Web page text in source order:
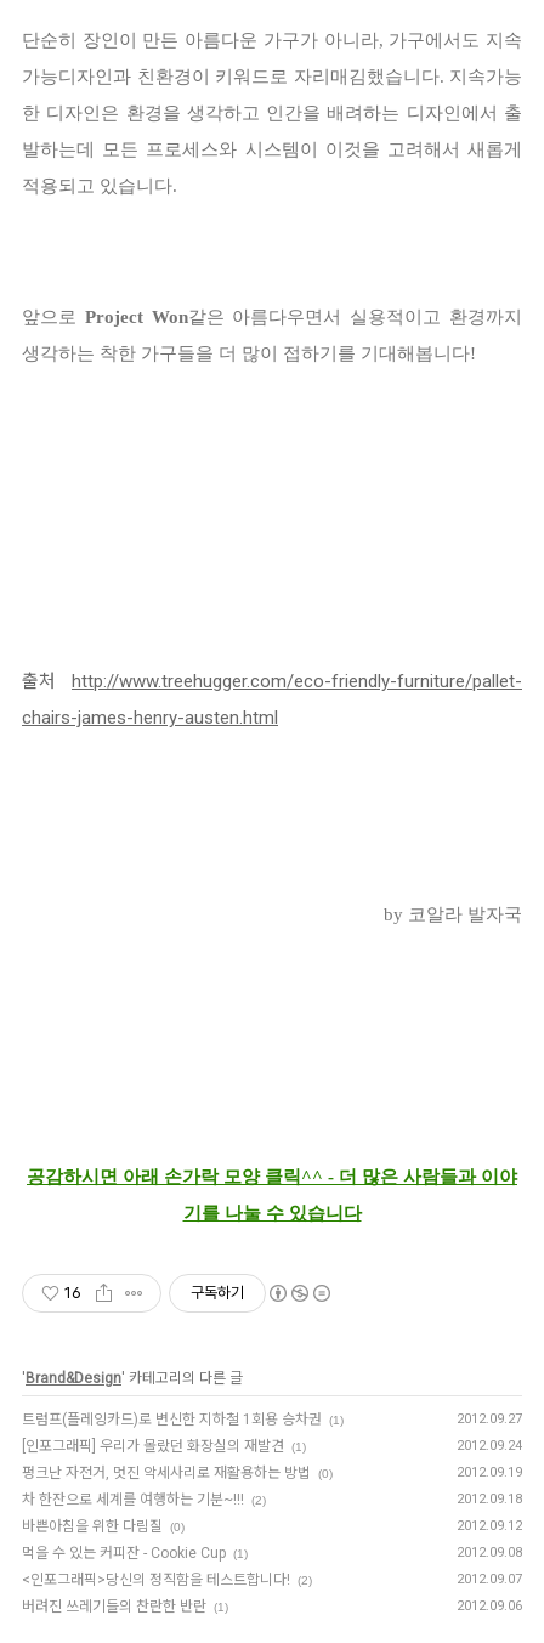
단순히 장인이 만든 아름다운 가구가 아니라, 가구에서도 지속
가능디자인과 친환경이 키워드로 자리매김했습니다. 지속가능
한 디자인은 환경을 생각하고 인간을 배려하는 디자인에서 출
발하는데 모든 프로세스와 시스템이 이것을 고려해서 새롭게
적용되고 있습니다.
앞으로 Project Won같은 아름다우면서 실용적이고 환경까지
생각하는 착한 가구들을 더 많이 접하기를 기대해봅니다!
출처
http://www.treehugger.com/eco-friendly-furniture/pallet-
chairs-james-henry-austen.html
by 코알라 발자국
공감하시면 아래 손가락 모양 클릭^^ - 더 많은 사람들과 이야
기를 나눌 수 있습니다
16 구독하기
' Brand&Design' 카테고리의 다른 글
트럼프(플레잉카드)로 변신한 지하철 1회용 승차권 (1) 2012.09.27
[인포그래픽] 우리가 몰랐던 화장실의 재발견 (1) 2012.09.24
펑크난 자전거, 멋진 악세사리로 재활용하는 방법 (0) 2012.09.19
차 한잔으로 세계를 여행하는 기분~!!! (2) 2012.09.18
바쁜아침을 위한 다림질 (0) 2012.09.12
먹을 수 있는 커피잔 - Cookie Cup (1) 2012.09.08
<인포그래픽>당신의 정직함을 테스트합니다! (2) 2012.09.07
버려진 쓰레기들의 찬란한 반란 (1) 2012.09.06